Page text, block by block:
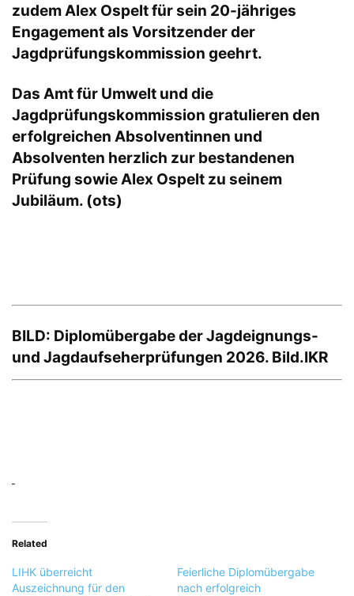
zudem Alex Ospelt für sein 20-jähriges
Engagement als Vorsitzender der
Jagdprüfungskommission geehrt.
Das Amt für Umwelt und die
Jagdprüfungskommission gratulieren den
erfolgreichen Absolventinnen und
Absolventen herzlich zur bestandenen
Prüfung sowie Alex Ospelt zu seinem
Jubiläum. (ots)
BILD: Diplomübergabe der Jagdeignungs-
und Jagdaufseherprüfungen 2026. Bild.IKR
Related
LIHK überreicht
Auszeichnung für den
Feierliche Diplomübergabe
nach erfolgreich